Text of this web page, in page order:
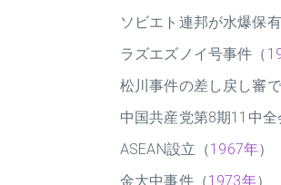
ソビエト連邦が水爆保
ラズエズノイ号事件（
松川事件の差し戻し審
中国共産党第8期11中
ASEAN設立（1967年）
金大中事件（1973年）